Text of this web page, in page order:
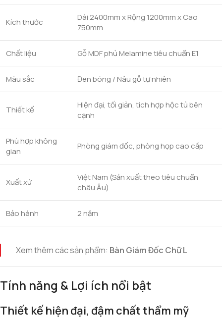
Kích thước
Dài 2400mm x Rộng 1200mm x Cao
750mm
Chất liệu Gỗ MDF phủ Melamine tiêu chuẩn E1
Màu sắc Đen bóng / Nâu gỗ tự nhiên
Thiết kế
Hiện đại, tối giản, tích hợp hộc tủ bên
cạnh
Phù hợp không
gian
Phòng giám đốc, phòng họp cao cấp
Xuất xứ
Việt Nam (Sản xuất theo tiêu chuẩn
châu Âu)
Bảo hành 2 năm
Xem thêm các sản phẩm: Bàn Giám Đốc Chữ L
Tính năng & Lợi ích nổi bật
Thiết kế hiện đại, đậm chất thẩm mỹ